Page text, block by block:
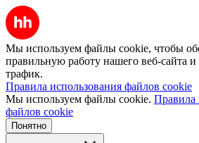
Мы используем файлы cookie, чтобы
правильную работу нашего веб-сайта и
трафик.
Правила использования файлов cookie
Мы используем файлы cookie. Правила
файлов cookie
Понятно